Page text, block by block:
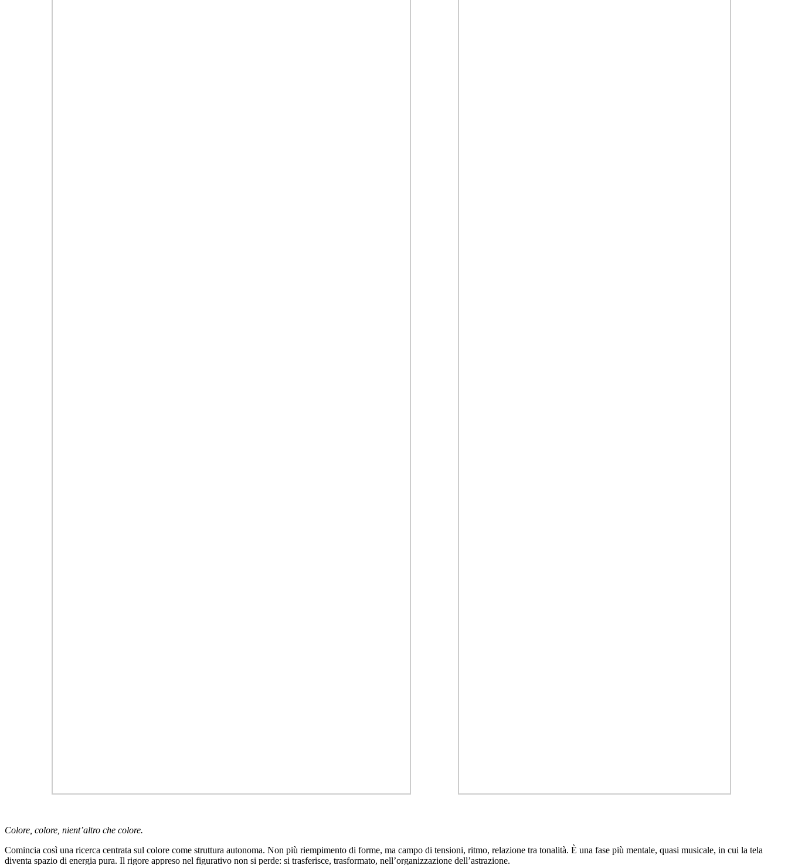
Colore, colore, nient’altro che colore.
Comincia così una ricerca centrata sul colore come struttura autonoma. Non più riempimento di forme, ma campo di tensioni, ritmo, relazione tra tonalità. È una fase più mentale, quasi musicale, in cui la tela
diventa spazio di energia pura. Il rigore appreso nel figurativo non si perde: si trasferisce, trasformato, nell’organizzazione dell’astrazione.